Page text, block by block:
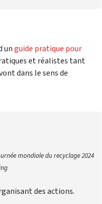
unguide pratique pour
et réalistes tant
dans le sens de
mondiale du recyclage 2024
des actions.